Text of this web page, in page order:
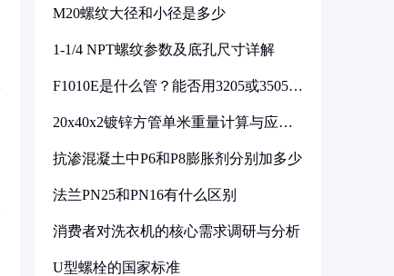
M20螺纹大径和小径是多少
1-1/4 NPT螺纹参数及底孔尺寸详解
F1010E是什么管？能否用3205或3505代
20x40x2镀锌方管单米重量计算与应用
抗渗混凝土中P6和P8膨胀剂分别加多少
法兰PN25和PN16有什么区别
消费者对洗衣机的核心需求调研与分析
U型螺栓的国家标准